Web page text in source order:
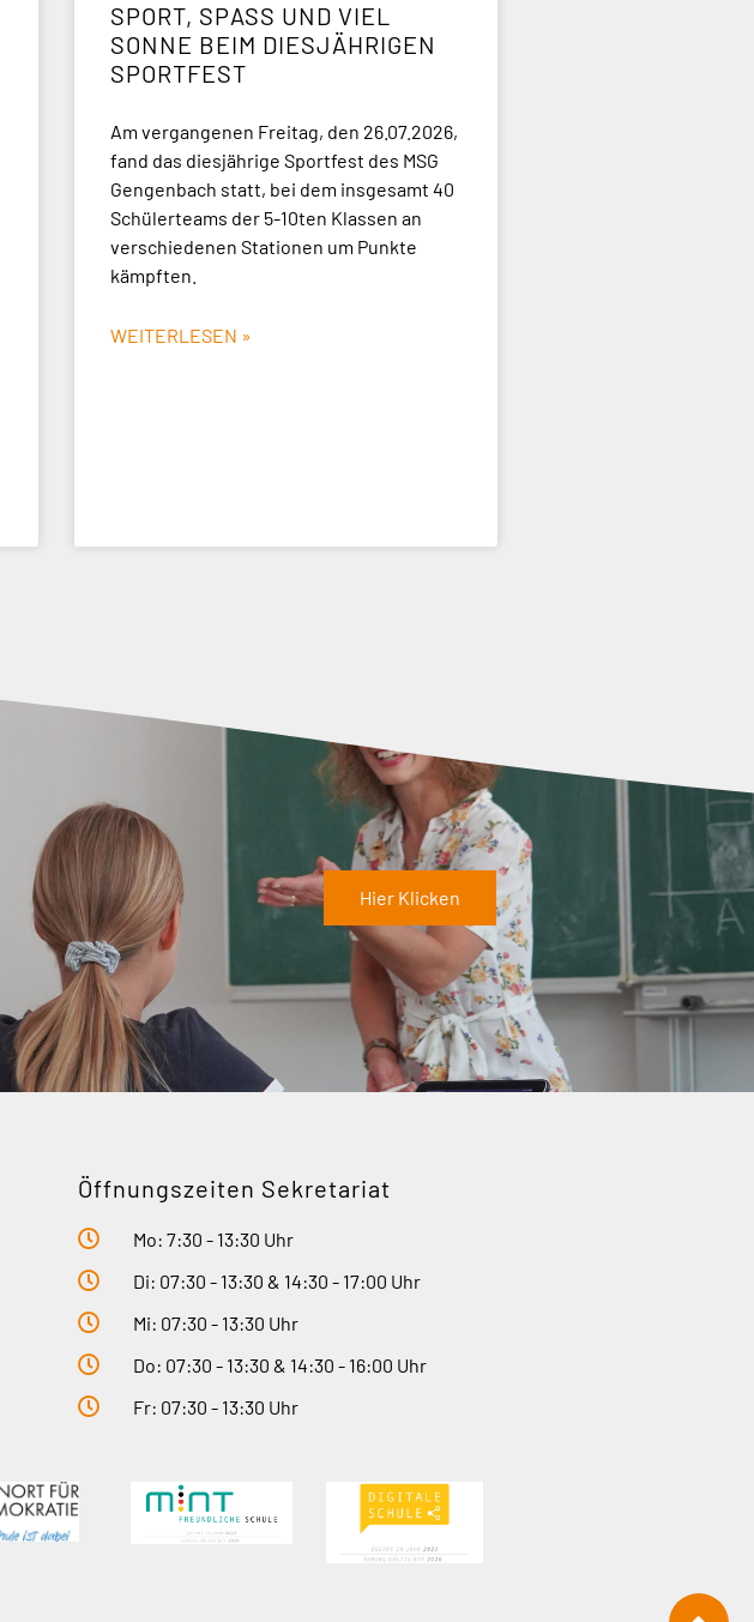
SPORT, SPASS UND VIEL S
ONNE BEIM DIESJÄHRIGEN S
PORTFEST
Am vergangenen Freitag, den 26.07.2026,
fand das diesjährige Sportfest des MSG
Gengenbach statt, bei dem insgesamt 40
Schülerteams der 5-10ten Klassen an
verschiedenen Stationen um Punkte
kämpften.
WEITERLESEN »
Hier Klicken
Öffnungszeiten Sekretariat
Mo: 7:30 - 13:30 Uhr
Di: 07:30 - 13:30 & 14:30 - 17:00 Uhr
Mi: 07:30 - 13:30 Uhr
Do: 07:30 - 13:30 & 14:30 - 16:00 Uhr
Fr: 07:30 - 13:30 Uhr